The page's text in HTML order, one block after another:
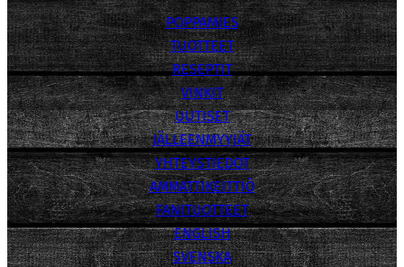
POPPAMIES
TUOTTEET
RESEPTIT
VINKIT
UUTISET
JÄLLEENMYYJÄT
YHTEYSTIEDOT
AMMATTIKEITTIÖ
FANITUOTTEET
ENGLISH
SVENSKA